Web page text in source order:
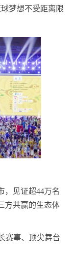
梦想不受距离限
，见证超44万名
方共赢的生态体
赛事、顶尖舞台